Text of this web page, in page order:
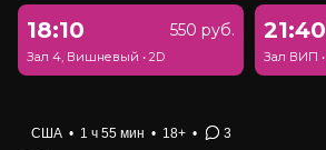
18:10 550 руб.
Зал 4, Вишневый • 2D
21:40
Зал ВИП •
США • 1 ч 55 мин • 18+ • 3